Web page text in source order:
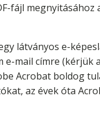
fájl megnyitásához
látványos e-
mail címre (kérjük
Acrobat boldog
az évek óta